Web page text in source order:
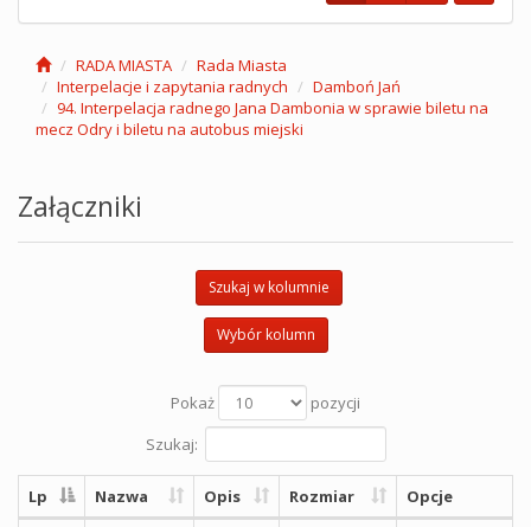
RADA MIASTA
Rada Miasta
Interpelacje i zapytania radnych
Damboń Jań
94. Interpelacja radnego Jana Dambonia w sprawie biletu na
mecz Odry i biletu na autobus miejski
Załączniki
Szukaj w kolumnie
Wybór kolumn
Pokaż
pozycji
Szukaj:
Lp Nazwa Opis Rozmiar Opcje